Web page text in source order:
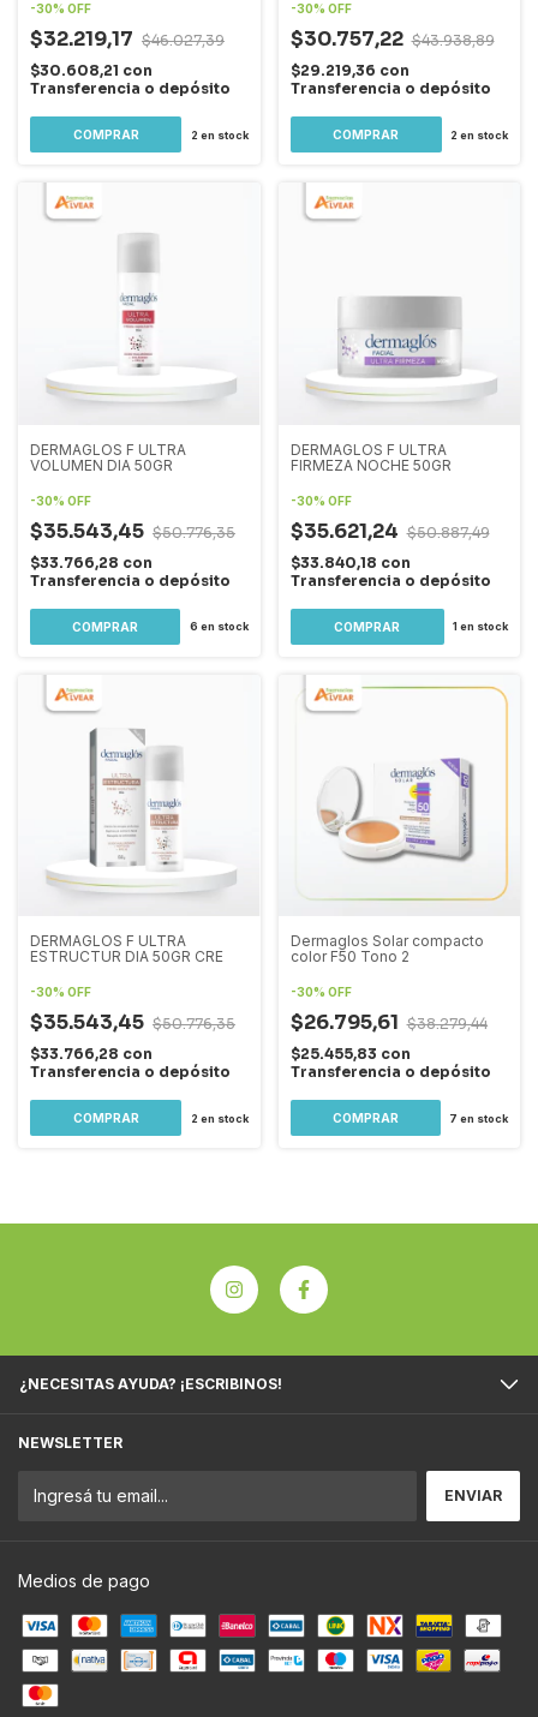
-30% OFF
$32.219,17 $46.027,39
$30.608,21 con
Transferencia o depósito
2 en stock
-30% OFF
$30.757,22 $43.938,89
$29.219,36 con
Transferencia o depósito
2 en stock
DERMAGLOS F ULTRA
VOLUMEN DIA 50GR
-30% OFF
$35.543,45 $50.776,35
$33.766,28 con
Transferencia o depósito
6 en stock
DERMAGLOS F ULTRA
FIRMEZA NOCHE 50GR
-30% OFF
$35.621,24 $50.887,49
$33.840,18 con
Transferencia o depósito
1 en stock
DERMAGLOS F ULTRA
ESTRUCTUR DIA 50GR CRE
-30% OFF
$35.543,45 $50.776,35
$33.766,28 con
Transferencia o depósito
2 en stock
Dermaglos Solar compacto
color F50 Tono 2
-30% OFF
$26.795,61 $38.279,44
$25.455,83 con
Transferencia o depósito
7 en stock
¿NECESITAS AYUDA? ¡ESCRIBINOS!
NEWSLETTER
Medios de pago